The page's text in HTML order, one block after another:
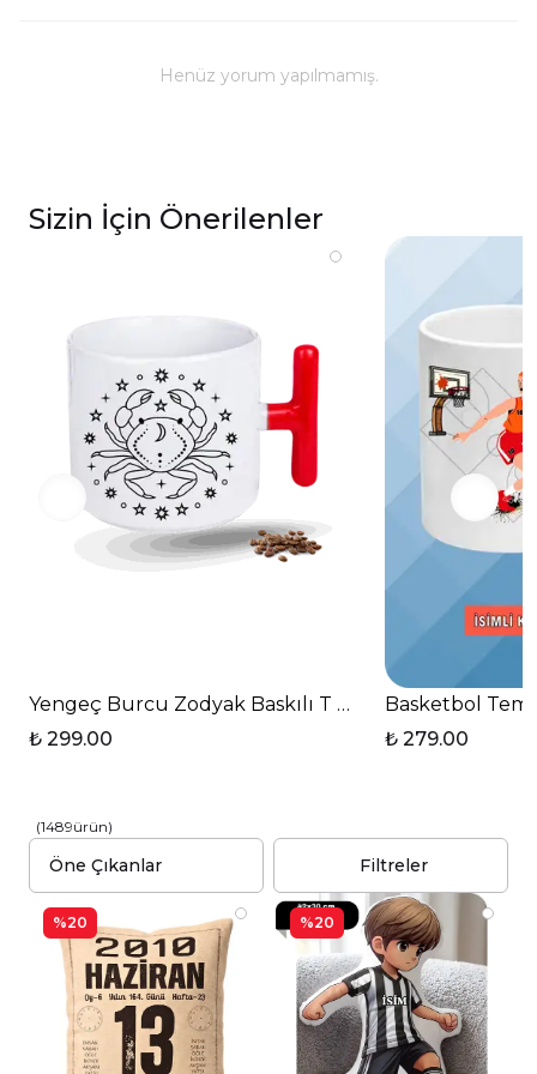
yıkanması önerilmektedir.
Henüz yorum yapılmamış.
Sizin İçin Önerilenler
Yengeç Burcu Zodyak Baskılı T Saplı Porselen
₺ 299.00
Basketbol
₺ 279.00
(1489ürün)
Filtreler
%20 %20